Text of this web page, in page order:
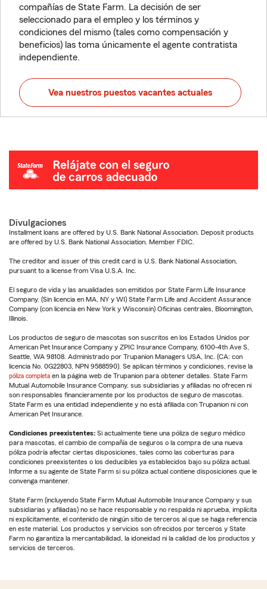
compañías de State Farm. La decisión de ser
seleccionado para el empleo y los términos y
condiciones del mismo (tales como compensación y
beneficios) las toma únicamente el agente contratista
independiente.
Vea nuestros puestos vacantes actuales
Divulgaciones
Installment loans are offered by U.S. Bank National Association. Deposit products
are offered by U.S. Bank National Association. Member FDIC.
The creditor and issuer of this credit card is U.S. Bank National Association,
pursuant to a license from Visa U.S.A. Inc.
El seguro de vida y las anualidades son emitidos por State Farm Life Insurance
Company. (Sin licencia en MA, NY y WI) State Farm Life and Accident Assurance
Company (con licencia en New York y Wisconsin) Oficinas centrales, Bloomington,
Illinois.
Los productos de seguro de mascotas son suscritos en los Estados Unidos por
American Pet Insurance Company y ZPIC Insurance Company, 6100-4th Ave S,
Seattle, WA 98108. Administrado por Trupanion Managers USA, Inc. (CA: con
licencia No. 0G22803, NPN 9588590). Se aplican términos y condiciones, revise la
póliza completa en la página web de Trupanion para obtener detalles. State Farm
Mutual Automobile Insurance Company, sus subsidiarias y afiliadas no ofrecen ni
son responsables financieramente por los productos de seguro de mascotas.
State Farm es una entidad independiente y no está afiliada con Trupanion ni con
American Pet Insurance.
Condiciones preexistentes: Si actualmente tiene una póliza de seguro médico
para mascotas, el cambio de compañía de seguros o la compra de una nueva
póliza podría afectar ciertas disposiciones, tales como las coberturas para
condiciones preexistentes o los deducibles ya establecidos bajo su póliza actual.
Informe a su agente de State Farm si su póliza actual contiene disposiciones que le
convenga mantener.
State Farm (incluyendo State Farm Mutual Automobile Insurance Company y sus
subsidiarias y afiliadas) no se hace responsable y no respalda ni aprueba, implícita
ni explícitamente, el contenido de ningún sitio de terceros al que se haga referencia
en este material. Los productos y servicios son ofrecidos por terceros y State
Farm no garantiza la mercantabilidad, la idoneidad ni la calidad de los productos y
servicios de terceros.